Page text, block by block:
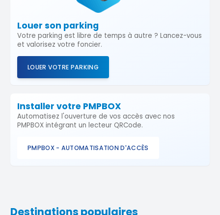
Louer son parking
Votre parking est libre de temps à autre ? Lancez-vous
et valorisez votre foncier.
LOUER VOTRE PARKING
Installer votre PMPBOX
Automatisez l'ouverture de vos accès avec nos
PMPBOX intégrant un lecteur QRCode.
PMPBOX - AUTOMATISATION D'ACCÈS
Destinations populaires